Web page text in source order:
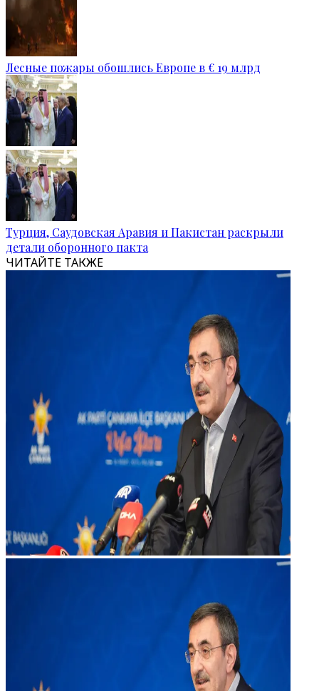
Лесные пожары обошлись Европе в € 19 млрд
Турция, Саудовская Аравия и Пакистан раскрыли
детали оборонного пакта
ЧИТАЙТЕ ТАКЖЕ